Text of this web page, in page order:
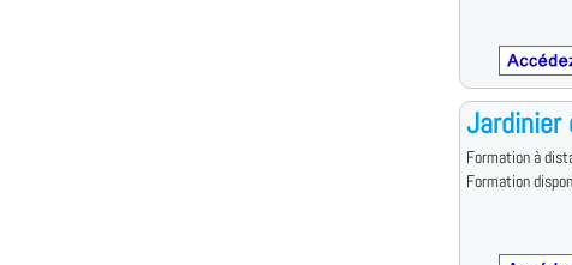
Jardinier
Formation à
Formation